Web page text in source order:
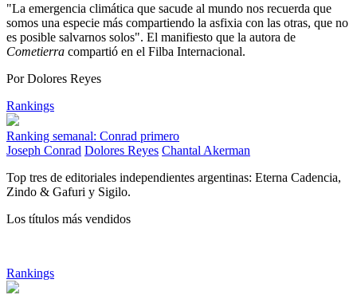
"La emergencia climática que sacude al mundo nos recuerda que
somos una especie más compartiendo la asfixia con las otras, que no
es posible salvarnos solos". El manifiesto que la autora de
Cometierra compartió en el Filba Internacional.
Por Dolores Reyes
Rankings
Ranking semanal: Conrad primero
Joseph Conrad Dolores Reyes Chantal Akerman
Top tres de editoriales independientes argentinas: Eterna Cadencia,
Zindo & Gafuri y Sigilo.
Los títulos más vendidos
Rankings